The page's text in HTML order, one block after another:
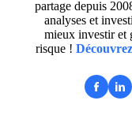
partage depuis
analyses et
mieux investir et
risque !